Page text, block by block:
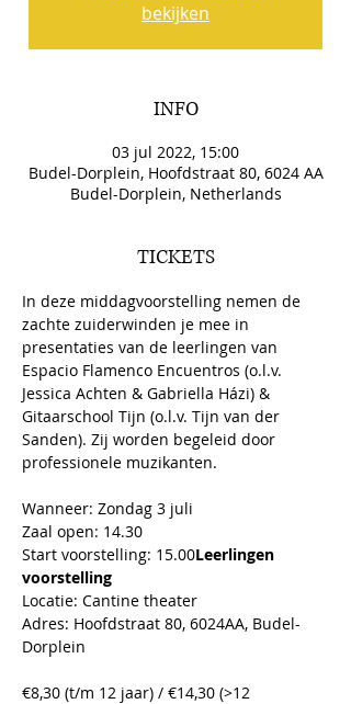
bekijken
INFO
03 jul 2022, 15:00
Budel-Dorplein, Hoofdstraat 80, 6024 AA
Budel-Dorplein, Netherlands
TICKETS
In deze middagvoorstelling nemen de
zachte zuiderwinden je mee in
presentaties van de leerlingen van
Espacio Flamenco Encuentros (o.l.v.
Jessica Achten & Gabriella Házi) &
Gitaarschool Tijn (o.l.v. Tijn van der
Sanden). Zij worden begeleid door
professionele muzikanten.
Wanneer: Zondag 3 juli
Zaal open: 14.30
Start voorstelling: 15.00Leerlingen
voorstelling
Locatie: Cantine theater
Adres: Hoofdstraat 80, 6024AA, Budel-
Dorplein
€8,30 (t/m 12 jaar) / €14,30 (>12